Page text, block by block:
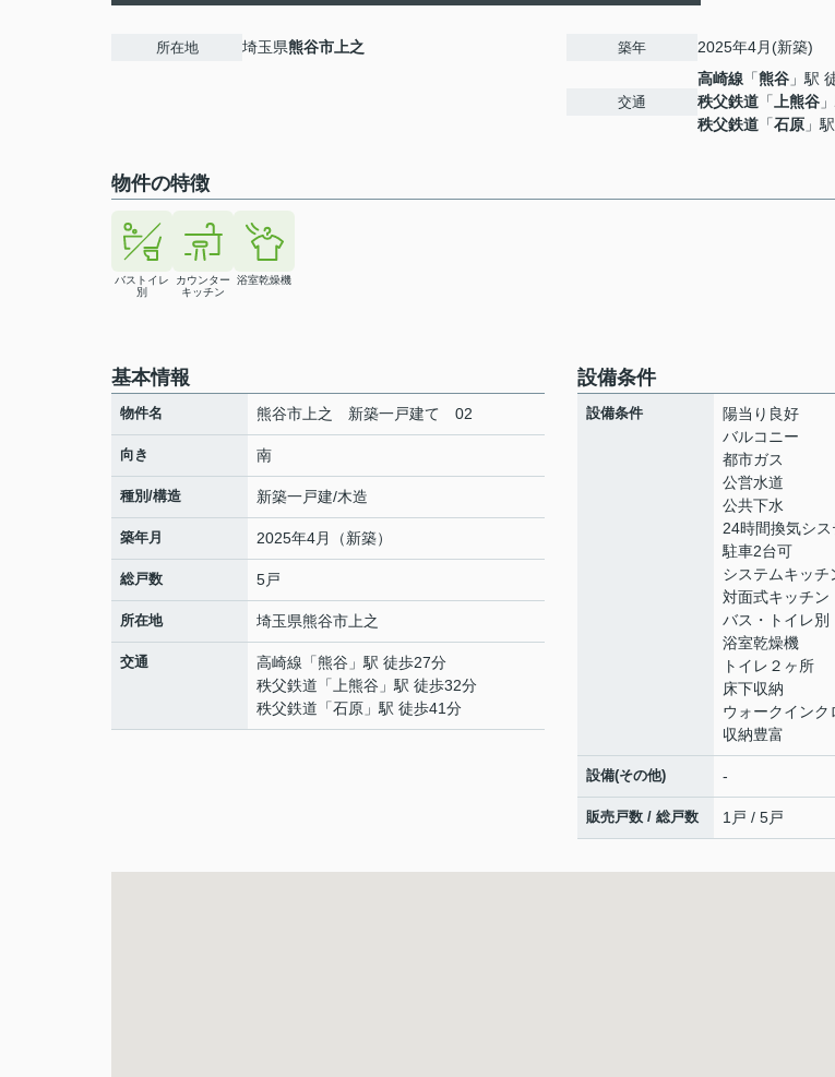
所在地 埼玉県熊谷市 上之 築年 2025年4月(新築)
交通
高崎線 「熊谷 」駅
秩父鉄道 「 上熊谷
秩父鉄道 「石原 」
物件の特徴
バストイレ
別
カウンター
キッチン
浴室乾燥機
基本情報
物件名 熊谷市上之 新築一戸建て 02
向き 南
種別/構造 新築一戸建/木造
築年月 2025年4月（新築）
総戸数 5戸
所在地 埼玉県熊谷市 上之
交通 高崎線 「熊谷 」駅 徒歩27分
秩父鉄道 「 上熊谷 」駅 徒歩32分
秩父鉄道 「石原 」駅 徒歩41分
設備条件
設備条件
陽当り良好
バルコニー
都市ガス
公営水道
公共下水
24時間換気シス
駐車2台可
システムキッチ
対面式キッチン
バス・トイレ別
浴室乾燥機
トイレ２ヶ所
床下収納
ウォークインク
収納豊富
設備(その他) -
販売戸数 / 総戸数 1戸 / 5戸